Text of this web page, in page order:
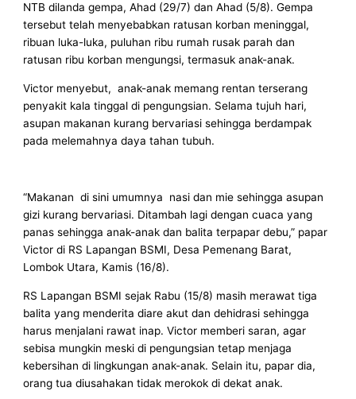
NTB dilanda gempa, Ahad (29/7) dan Ahad (5/8). Gempa
tersebut telah menyebabkan ratusan korban meninggal,
ribuan luka-luka, puluhan ribu rumah rusak parah dan
ratusan ribu korban mengungsi, termasuk anak-anak.
Victor menyebut, anak-anak memang rentan terserang
penyakit kala tinggal di pengungsian. Selama tujuh hari,
asupan makanan kurang bervariasi sehingga berdampak
pada melemahnya daya tahan tubuh.
“Makanan di sini umumnya nasi dan mie sehingga asupan
gizi kurang bervariasi. Ditambah lagi dengan cuaca yang
panas sehingga anak-anak dan balita terpapar debu,” papar
Victor di RS Lapangan BSMI, Desa Pemenang Barat,
Lombok Utara, Kamis (16/8).
RS Lapangan BSMI sejak Rabu (15/8) masih merawat tiga
balita yang menderita diare akut dan dehidrasi sehingga
harus menjalani rawat inap. Victor memberi saran, agar
sebisa mungkin meski di pengungsian tetap menjaga
kebersihan di lingkungan anak-anak. Selain itu, papar dia,
orang tua diusahakan tidak merokok di dekat anak.